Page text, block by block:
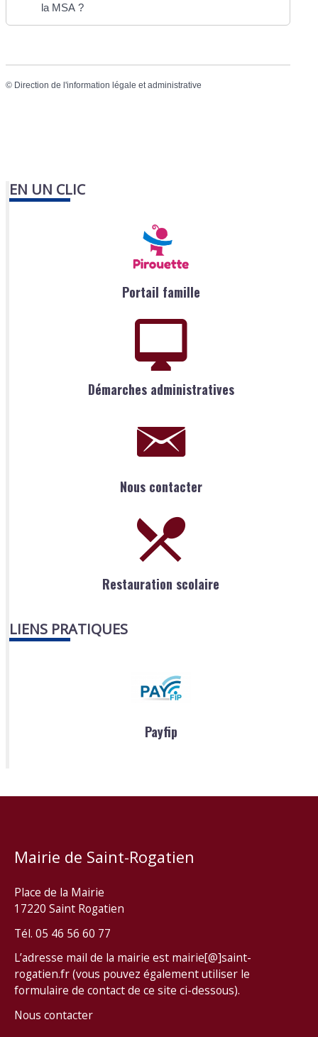
la MSA ?
© Direction de l'information légale et administrative
EN UN CLIC
Portail famille
Démarches administratives
Nous contacter
Restauration scolaire
LIENS PRATIQUES
Payfip
Mairie de Saint-Rogatien
Place de la Mairie
17220 Saint Rogatien
Tél. 05 46 56 60 77
L’adresse mail de la mairie est mairie[@]saint-
rogatien.fr (vous pouvez également utiliser le
formulaire de contact de ce site ci-dessous).
Nous contacter